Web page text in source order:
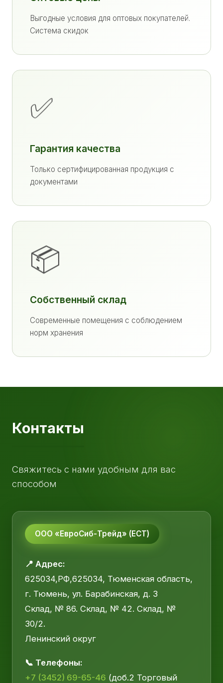
Выгодные условия для оптовых покупателей.
Система скидок
✅
Гарантия качества
Только сертифицированная продукция с
документами
📦
Собственный склад
Современные помещения с соблюдением
норм хранения
Контакты
Свяжитесь с нами удобным для вас
способом
ООО «ЕвроСиб-Трейд» (ЕСТ)
📍 Адрес:
625034,РФ,625034, Тюменская область,
г. Тюмень, ул. Барабинская, д. 3
Склад, № 86. Склад, № 42. Склад, №
30/2.
Ленинский округ
📞 Телефоны:
+7 (3452) 69-65-46 (доб.2 Торговый